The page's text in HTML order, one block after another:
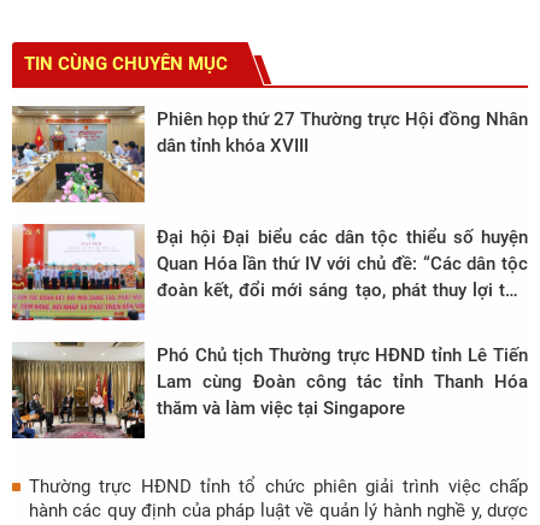
TIN CÙNG CHUYÊN MỤC
Phiên họp thứ 27 Thường trực Hội đồng Nhân
dân tỉnh khóa XVIII
Đại hội Đại biểu các dân tộc thiểu số huyện
Quan Hóa lần thứ IV với chủ đề: “Các dân tộc
đoàn kết, đổi mới sáng tạo, phát thuy lợi thế,
Phó Chủ tịch Thường trực HĐND tỉnh Lê Tiến
Lam cùng Đoàn công tác tỉnh Thanh Hóa
thăm và làm việc tại Singapore
Thường trực HĐND tỉnh tổ chức phiên giải trình việc chấp
hành các quy định của pháp luật về quản lý hành nghề y, dược